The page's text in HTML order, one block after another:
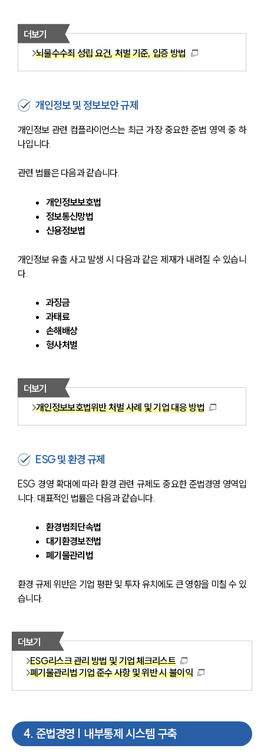
더보기
뇌물수수죄 성립 요건, 처벌 기준, 입증 방법
개인정보 및 정보보안 규제
개인정보 관련 컴플라이언스는 최근 가장 중요한 준법 영역 중 하
나입니다.
관련 법률은 다음과 같습니다.
개인정보보호법
정보통신망법
신용정보법
개인정보 유출 사고 발생 시 다음과 같은 제재가 내려질 수 있습니
다.
과징금
과태료
손해배상
형사처벌
더보기
개인정보보호법위반 처벌 사례 및 기업 대응 방법
ESG 및 환경 규제
ESG 경영 확대에 따라 환경 관련 규제도 중요한 준법경영 영역입
니다. 대표적인 법률은 다음과 같습니다.
환경범죄단속법
대기환경보전법
폐기물관리법
환경 규제 위반은 기업 평판 및 투자 유치에도 큰 영향을 미칠 수 있
습니다.
더보기
ESG리스크 관리 방법 및 기업 체크리스트
폐기물관리법 기업 준수 사항 및 위반 시 불이익
4. 준법경영 | 내부통제 시스템 구축